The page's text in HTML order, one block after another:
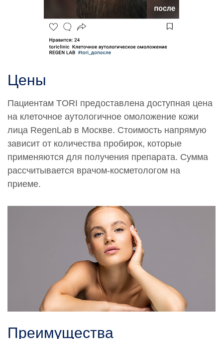
Цены
Пациентам TORI предоставлена доступная цена
на клеточное аутологичное омоложение кожи
лица RegenLab в Москве. Стоимость напрямую
зависит от количества пробирок, которые
применяются для получения препарата. Сумма
рассчитывается врачом-косметологом на
приеме.
Преимущества